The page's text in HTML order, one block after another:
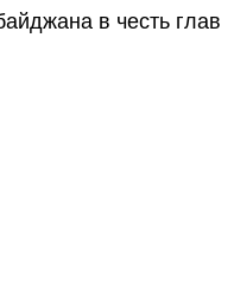
в честь глав